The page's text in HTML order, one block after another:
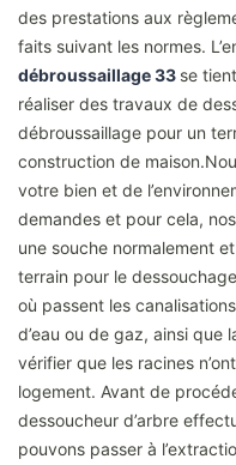
des prestations aux
faits suivant les normes.
débroussaillage 33 se
réaliser des travaux de
débroussaillage pour un
construction de
votre bien et de
demandes et pour cela,
une souche normalement
terrain pour le
où passent les
d’eau ou de gaz, ainsi que
vérifier que les racines
logement. Avant de
dessoucheur d’arbre
pouvons passer à